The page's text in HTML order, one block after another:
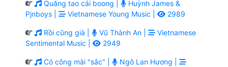
Quăng tao cái boong |
Huỳnh James &
Pjnboys |
Vietnamese Young Music | 2989
Rồi cũng già | Vũ Thành An |
Vietnamese
Sentimental Music |
2949
Có công mài "sắc" |
Ngô Lan Hương |